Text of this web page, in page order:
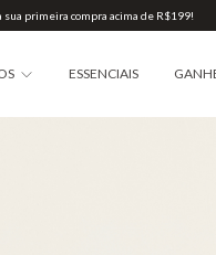
primeira compra acima de R$199!
ESSENCIAIS